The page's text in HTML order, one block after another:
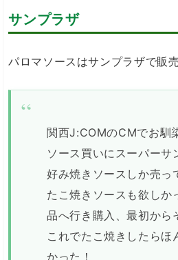
サンプラザ
パロマソースはサンプラザで販
関西J:COMのCMでお馴
ソース買いにスーパーサ
好み焼きソースしか売っ
たこ焼きソースも欲しか
品へ行き購入、最初から
これでたこ焼きしたらほ
かった！